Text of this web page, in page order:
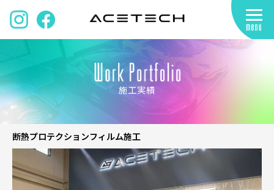
施工実績
断熱プロテクションフィルム施工